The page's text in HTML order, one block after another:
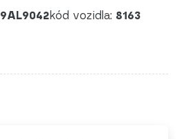
9AL9042kód vozidla: 8163